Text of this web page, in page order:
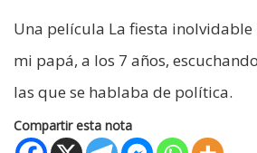
Una película La fiesta inolvidable
mi papá, a los 7 años,
las que se hablaba de política.
Compartir esta nota